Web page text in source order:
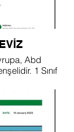
1 Sınıf